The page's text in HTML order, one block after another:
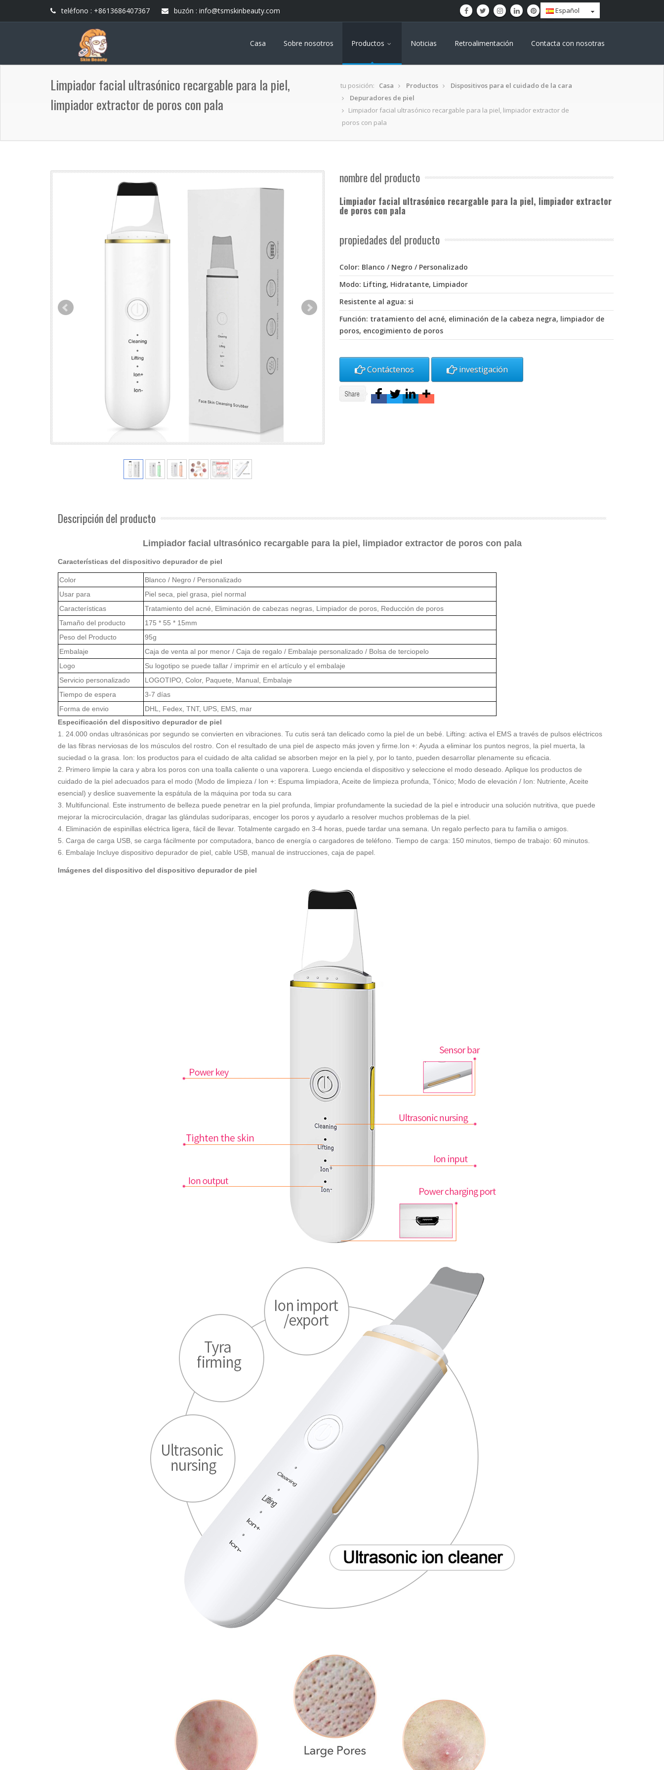
teléfono : +8613686407367 buzón : info@tsmskinbeauty.com Español
Casa Sobre nosotros Productos Noticias Retroalimentación Contacta con nosotras
Limpiador facial ultrasónico recargable para la piel,
limpiador extractor de poros con pala
tu posición: Casa Productos
Dispositivos para el cuidado de la cara
Depuradores de piel
Limpiador facial ultrasónico recargable para la piel, limpiador extractor de
poros con pala
nombre del producto
Limpiador facial ultrasónico recargable para la piel, limpiador extractor
de poros con pala
propiedades del producto
Color: Blanco / Negro / Personalizado
Modo: Lifting, Hidratante, Limpiador
Resistente al agua: si
Función: tratamiento del acné, eliminación de la cabeza negra, limpiador de
poros, encogimiento de poros
Contáctenos investigación
Descripción del producto
Limpiador facial ultrasónico recargable para la piel, limpiador extractor de poros con pala
Características del dispositivo depurador de piel
Color
Blanco / Negro / Personalizado
Usar para
Piel seca, piel grasa, piel normal
Características
Tratamiento del acné, Eliminación de cabezas negras, Limpiador de poros, Reducción de poros
Tamaño del producto
175 * 55 * 15mm
Peso del Producto
95g
Embalaje
Caja de venta al por menor / Caja de regalo / Embalaje personalizado / Bolsa de terciopelo
Logo
Su logotipo se puede tallar / imprimir en el artículo y el embalaje
Servicio personalizado
LOGOTIPO, Color, Paquete, Manual, Embalaje
Tiempo de espera
3-7 días
Forma de envio
DHL, Fedex, TNT, UPS, EMS, mar
Especificación del dispositivo depurador de piel
1. 24.000 ondas ultrasónicas por segundo se convierten en vibraciones. Tu cutis será tan delicado como la piel de un bebé. Lifting: activa el EMS a través de pulsos eléctricos
de las fibras nerviosas de los músculos del rostro. Con el resultado de una piel de aspecto más joven y firme.Ion +: Ayuda a eliminar los puntos negros, la piel muerta, la
suciedad o la grasa. Ion: los productos para el cuidado de alta calidad se absorben mejor en la piel y, por lo tanto, pueden desarrollar plenamente su eficacia.
2. Primero limpie la cara y abra los poros con una toalla caliente o una vaporera. Luego encienda el dispositivo y seleccione el modo deseado. Aplique los productos de
cuidado de la piel adecuados para el modo (Modo de limpieza / Ion +: Espuma limpiadora, Aceite de limpieza profunda, Tónico; Modo de elevación / Ion: Nutriente, Aceite
esencial) y deslice suavemente la espátula de la máquina por toda su cara
3. Multifuncional. Este instrumento de belleza puede penetrar en la piel profunda, limpiar profundamente la suciedad de la piel e introducir una solución nutritiva, que puede
mejorar la microcirculación, dragar las glándulas sudoríparas, encoger los poros y ayudarlo a resolver muchos problemas de la piel.
4. Eliminación de espinillas eléctrica ligera, fácil de llevar. Totalmente cargado en 3-4 horas, puede tardar una semana. Un regalo perfecto para tu familia o amigos.
5. Carga de carga USB, se carga fácilmente por computadora, banco de energía o cargadores de teléfono. Tiempo de carga: 150 minutos, tiempo de trabajo: 60 minutos.
6. Embalaje Incluye dispositivo depurador de piel, cable USB, manual de instrucciones, caja de papel.
Imágenes del dispositivo del dispositivo depurador de piel